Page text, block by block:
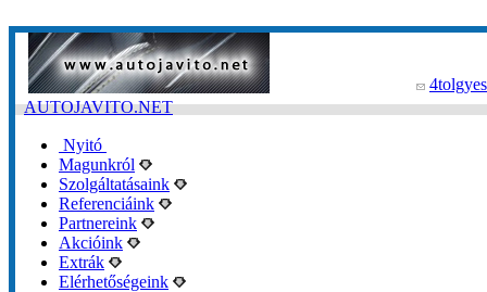
AUTOJAVITO.NET
Nyitó
Magunkról
Szolgáltatásaink
Referenciáink
Partnereink
Akcióink
Extrák
Elérhetőségeink